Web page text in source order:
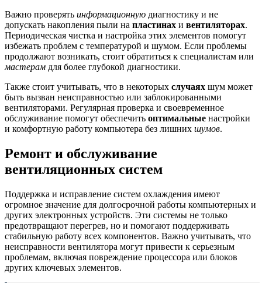
Важно проверять информационную диагностику и не
допускать накопления пыли на пластинах и вентиляторах.
Периодическая чистка и настройка этих элементов помогут
избежать проблем с температурой и шумом. Если проблемы
продолжают возникать, стоит обратиться к специалистам или
мастерам для более глубокой диагностики.
Также стоит учитывать, что в некоторых случаях шум может
быть вызван неисправностью или заблокированными
вентиляторами. Регулярная проверка и своевременное
обслуживание помогут обеспечить оптимальные настройки
и комфортную работу компьютера без лишних шумов.
Ремонт и обслуживание
вентиляционных систем
Поддержка и исправление систем охлаждения имеют
огромное значение для долгосрочной работы компьютерных и
других электронных устройств. Эти системы не только
предотвращают перегрев, но и помогают поддерживать
стабильную работу всех компонентов. Важно учитывать, что
неисправности вентилятора могут привести к серьезным
проблемам, включая повреждение процессора или блоков
других ключевых элементов.